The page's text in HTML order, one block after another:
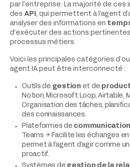
par l’entreprise. La majorité de
des API , qui permettent à l’agent
analyser des informations en
d’exécuter des actions
processus métiers.
Voici les principales catégories
agent IA peut être interconnecté :
Outils de gestion et de
Notion, Microsoft Loop, Airtable,
Organisation des tâches,
des connaissances.
Plateformes de communication
Teams → Facilite les échanges
permet à l’agent d’agir comme un
proactif.
Systèmes de gestion de la